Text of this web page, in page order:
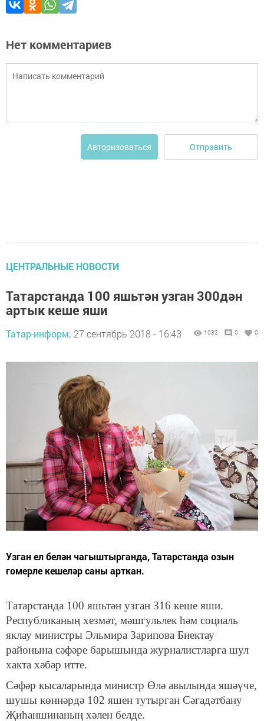
Нет комментариев
Авторизоваться Отправить
ЦЕНТРАЛЬНЫЕ НОВОСТИ
Татарстанда 100 яшьтән узган 300дән
артык кеше яши
Татар-информ, 27 сентябрь 2018 - 16:43 1032 0 0
Узган ел белән чагыштырганда, Татарстанда озын
гомерле кешеләр саны арткан.
Татарстанда 100 яшьтән узган 316 кеше яши.
Республиканың хезмәт, мәшгульлек һәм социаль
яклау министры Эльмира Зарипова Биектау
районына сәфәре барышында журналистларга шул
хакта хәбәр итте.
Сәфәр кысаларында министр Өлә авылында яшәүче,
шушы көннәрдә 102 яшен тутырган Сәгадәтбану
Җиһаншинаның хәлен белде.